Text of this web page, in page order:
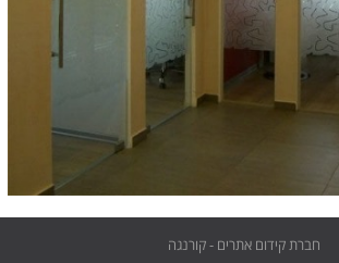
חברת קידום אתרים - קורנגה